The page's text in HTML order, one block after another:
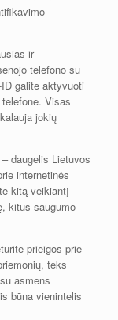
ir
telefono su
galite aktyvuoti
Visas
jokių
– daugelis Lietuvos
internetinės
kitą veikiantį
kitus saugumo
prieigos prie
teks
asmens
būna vienintelis